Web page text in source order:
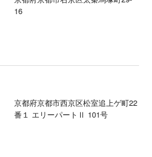
16
京都府京都市西京区松室追上ゲ町22
番１ エリーパートⅡ 101号